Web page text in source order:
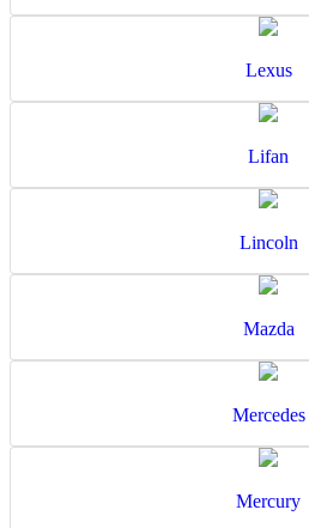
Lexus
Lifan
Lincoln
Mazda
Mercedes
Mercury